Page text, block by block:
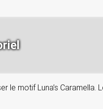
motif Luna’s Caramella.